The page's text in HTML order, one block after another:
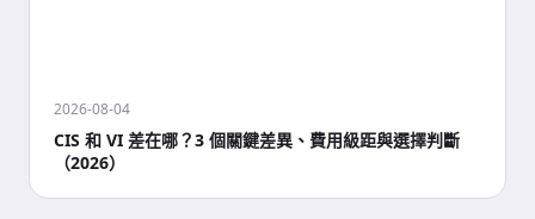
2026-08-04
CIS 和 VI 差在哪？3 個關鍵差異、費用級距與選擇判斷
（2026）